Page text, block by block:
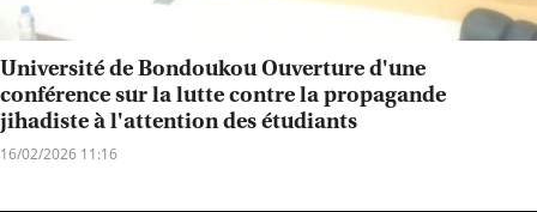
Université de Bondoukou Ouverture d'une
conférence sur la lutte contre la propagande
jihadiste à l'attention des étudiants
16/02/2026 11:16